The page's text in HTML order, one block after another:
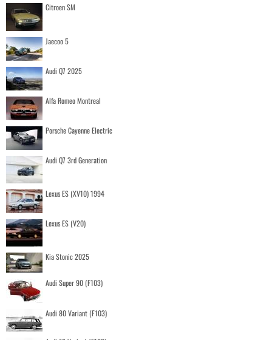
Citroen SM
Jaecoo 5
Audi Q7 2025
Alfa Romeo Montreal
Porsche Cayenne Electric
Audi Q7 3rd Generation
Lexus ES (XV10) 1994
Lexus ES (V20)
Kia Stonic 2025
Audi Super 90 (F103)
Audi 80 Variant (F103)